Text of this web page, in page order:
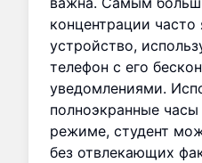
концентрации часто
устройство,
телефон с его
уведомлениями.
полноэкранные
режиме, студент
без отвлекающих